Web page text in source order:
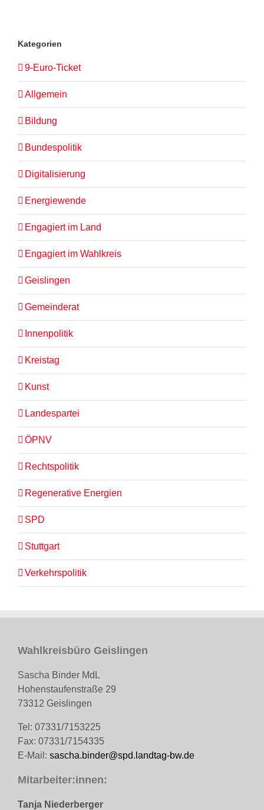
Kategorien
9-Euro-Ticket
Allgemein
Bildung
Bundespolitik
Digitalisierung
Energiewende
Engagiert im Land
Engagiert im Wahlkreis
Geislingen
Gemeinderat
Innenpolitik
Kreistag
Kunst
Landespartei
ÖPNV
Rechtspolitik
Regenerative Energien
SPD
Stuttgart
Verkehrspolitik
Wahlkreisbüro Geislingen
Sascha Binder MdL
Hohenstaufenstraße 29
73312 Geislingen
Tel: 07331/7153225
Fax: 07331/7154335
E-Mail: sascha.binder@spd.landtag-bw.de
Mitarbeiter:innen:
Tanja Niederberger